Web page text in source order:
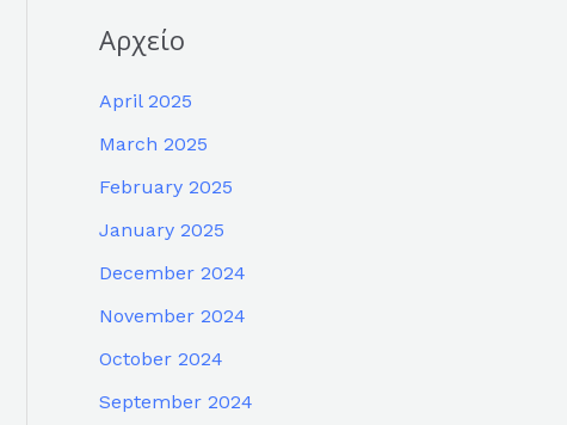
Αρχείο
April 2025
March 2025
February 2025
January 2025
December 2024
November 2024
October 2024
September 2024